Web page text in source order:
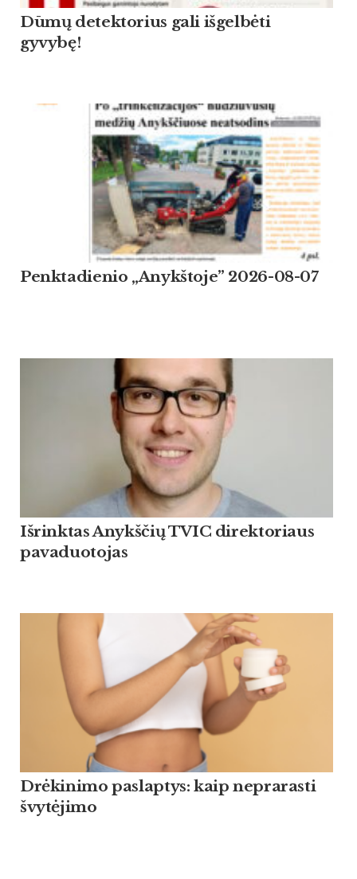
Dūmų detektorius gali išgelbėti
gyvybę!
Penktadienio „Anykštoje” 2026-08-07
Išrinktas Anykščių TVIC direktoriaus
pavaduotojas
Drėkinimo paslaptys: kaip neprarasti
švytėjimo